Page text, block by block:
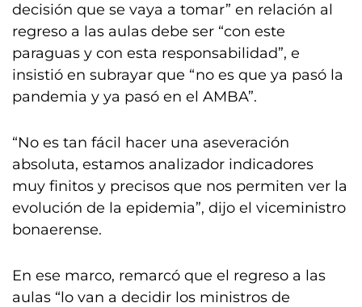
decisión que se vaya a tomar” en relación al
regreso a las aulas debe ser “con este
paraguas y con esta responsabilidad”, e
insistió en subrayar que “no es que ya pasó la
pandemia y ya pasó en el AMBA”.
“No es tan fácil hacer una aseveración
absoluta, estamos analizador indicadores
muy finitos y precisos que nos permiten ver la
evolución de la epidemia”, dijo el viceministro
bonaerense.
En ese marco, remarcó que el regreso a las
aulas “lo van a decidir los ministros de